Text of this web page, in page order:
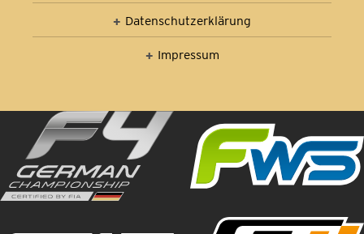
Datenschutz­erklärung
Impressum